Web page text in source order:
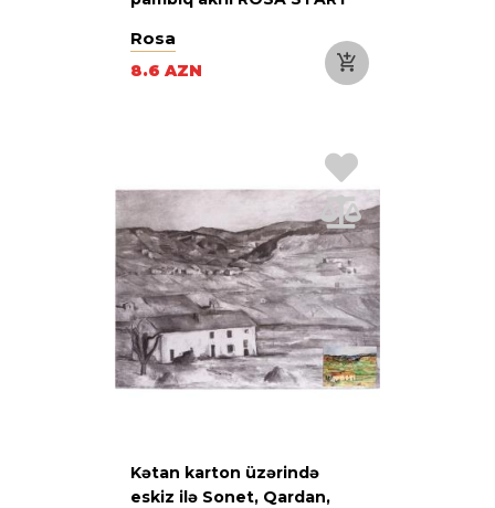
Rosa
8.6 AZN
Kətan karton üzərində
eskiz ilə Sonet, Qardan,